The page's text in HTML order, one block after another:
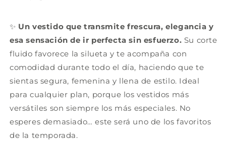
✨ Un vestido que transmite frescura, elegancia y
esa sensación de ir perfecta sin esfuerzo. Su corte
fluido favorece la silueta y te acompaña con
comodidad durante todo el día, haciendo que te
sientas segura, femenina y llena de estilo. Ideal
para cualquier plan, porque los vestidos más
versátiles son siempre los más especiales. No
esperes demasiado… este será uno de los favoritos
de la temporada.